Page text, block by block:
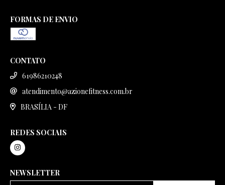
FORMAS DE ENVIO
CONTATO
61986210248
atendimento@azionefitness.com.br
BRASÍLIA - DF
REDES SOCIAIS
NEWSLETTER